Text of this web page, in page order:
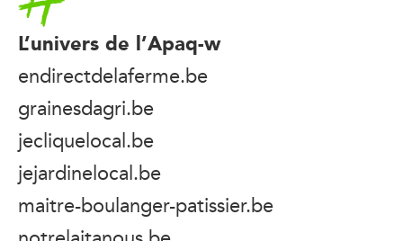
L’univers de l’Apaq-w
endirectdelaferme.be
grainesdagri.be
jecliquelocal.be
jejardinelocal.be
maitre-boulanger-patissier.be